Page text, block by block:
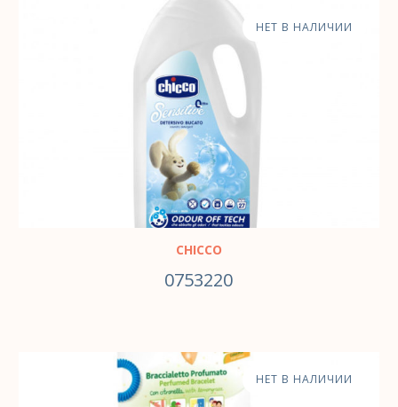
НЕТ В НАЛИЧИИ
CHICCO
0753220
НЕТ В НАЛИЧИИ